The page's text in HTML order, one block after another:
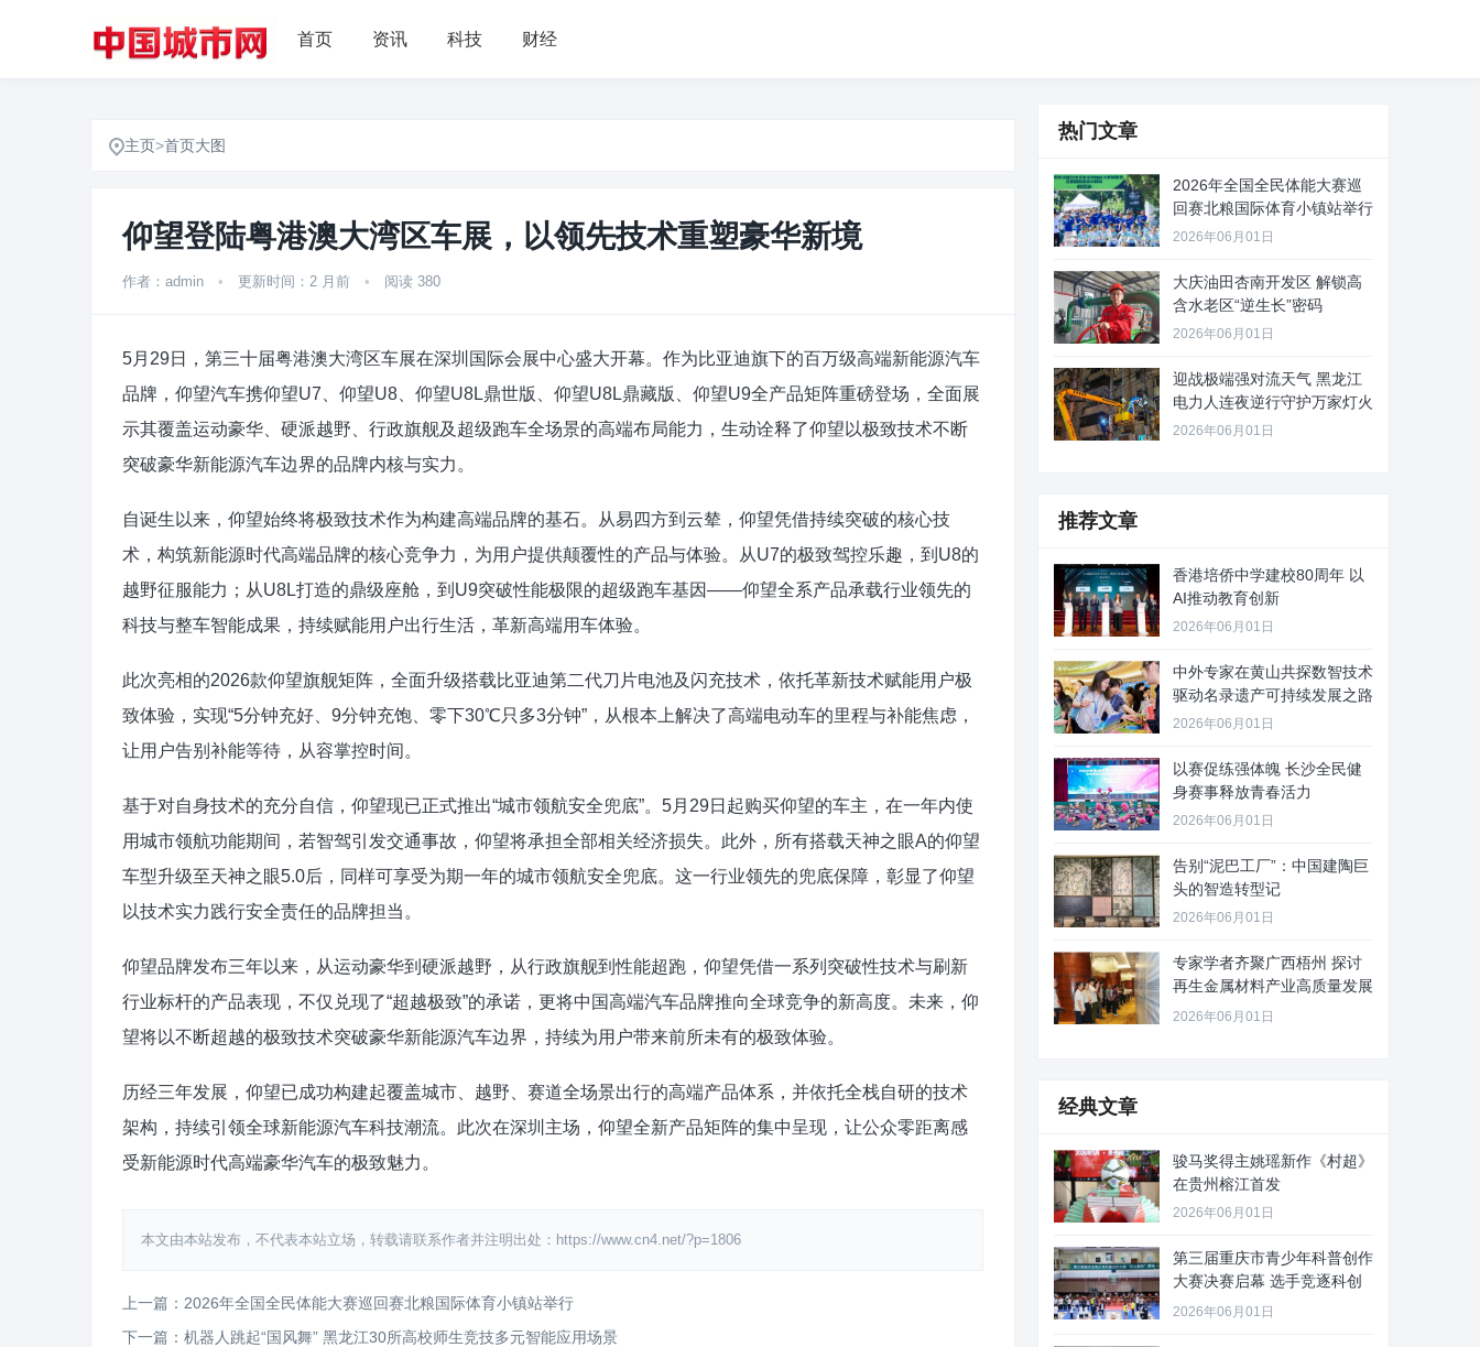
首页 资讯 科技 财经
主页>首页大图
仰望登陆粤港澳大湾区车展，以领先技术重塑豪华新境
作者：admin • 更新时间：2 月前 • 阅读 380
5月29日，第三十届粤港澳大湾区车展在深圳国际会展中心盛大开幕。作为比亚迪旗下的百万级高端新能源汽车
品牌，仰望汽车携仰望U7、仰望U8、仰望U8L鼎世版、仰望U8L鼎藏版、仰望U9全产品矩阵重磅登场，全面展
示其覆盖运动豪华、硬派越野、行政旗舰及超级跑车全场景的高端布局能力，生动诠释了仰望以极致技术不断
突破豪华新能源汽车边界的品牌内核与实力。
自诞生以来，仰望始终将极致技术作为构建高端品牌的基石。从易四方到云辇，仰望凭借持续突破的核心技
术，构筑新能源时代高端品牌的核心竞争力，为用户提供颠覆性的产品与体验。从U7的极致驾控乐趣，到U8的
越野征服能力；从U8L打造的鼎级座舱，到U9突破性能极限的超级跑车基因——仰望全系产品承载行业领先的
科技与整车智能成果，持续赋能用户出行生活，革新高端用车体验。
此次亮相的2026款仰望旗舰矩阵，全面升级搭载比亚迪第二代刀片电池及闪充技术，依托革新技术赋能用户极
致体验，实现“5分钟充好、9分钟充饱、零下30℃只多3分钟”，从根本上解决了高端电动车的里程与补能焦虑，
让用户告别补能等待，从容掌控时间。
基于对自身技术的充分自信，仰望现已正式推出“城市领航安全兜底”。5月29日起购买仰望的车主，在一年内使
用城市领航功能期间，若智驾引发交通事故，仰望将承担全部相关经济损失。此外，所有搭载天神之眼A的仰望
车型升级至天神之眼5.0后，同样可享受为期一年的城市领航安全兜底。这一行业领先的兜底保障，彰显了仰望
以技术实力践行安全责任的品牌担当。
仰望品牌发布三年以来，从运动豪华到硬派越野，从行政旗舰到性能超跑，仰望凭借一系列突破性技术与刷新
行业标杆的产品表现，不仅兑现了“超越极致”的承诺，更将中国高端汽车品牌推向全球竞争的新高度。未来，仰
望将以不断超越的极致技术突破豪华新能源汽车边界，持续为用户带来前所未有的极致体验。
历经三年发展，仰望已成功构建起覆盖城市、越野、赛道全场景出行的高端产品体系，并依托全栈自研的技术
架构，持续引领全球新能源汽车科技潮流。此次在深圳主场，仰望全新产品矩阵的集中呈现，让公众零距离感
受新能源时代高端豪华汽车的极致魅力。
本文由本站发布，不代表本站立场，转载请联系作者并注明出处：https://www.cn4.net/?p=1806
上一篇：2026年全国全民体能大赛巡回赛北粮国际体育小镇站举行
下一篇：机器人跳起“国风舞” 黑龙江30所高校师生竞技多元智能应用场景
热门文章
2026年全国全民体能大赛巡
回赛北粮国际体育小镇站举行
2026年06月01日
大庆油田杏南开发区 解锁高
含水老区“逆生长”密码
2026年06月01日
迎战极端强对流天气 黑龙江
电力人连夜逆行守护万家灯火
2026年06月01日
推荐文章
香港培侨中学建校80周年 以
AI推动教育创新
2026年06月01日
中外专家在黄山共探数智技术
驱动名录遗产可持续发展之路
2026年06月01日
以赛促练强体魄 长沙全民健
身赛事释放青春活力
2026年06月01日
告别“泥巴工厂”：中国建陶巨
头的智造转型记
2026年06月01日
专家学者齐聚广西梧州 探讨
再生金属材料产业高质量发展
路径
2026年06月01日
经典文章
骏马奖得主姚瑶新作《村超》
在贵州榕江首发
2026年06月01日
第三届重庆市青少年科普创作
大赛决赛启幕 选手竞逐科创
舞台
2026年06月01日